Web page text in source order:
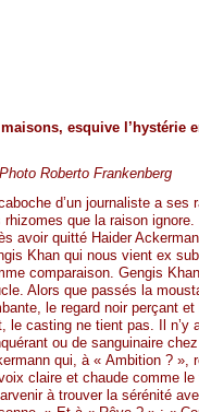
esquive l’hystérie
Roberto Frankenberg
d’un journaliste a ses
rhizomes que la raison ignore.
avoir quitté Haider
Khan qui nous vient ex
comparaison. Gengis
Alors que passés la
le regard noir perçant
le casting ne tient pas. Il n’y
ou de sanguinaire
qui, à « Ambition ? »,
claire et chaude comme
à trouver la sérénité